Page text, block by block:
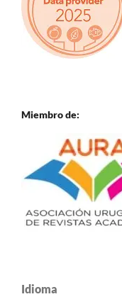
Miembro de:
Idioma